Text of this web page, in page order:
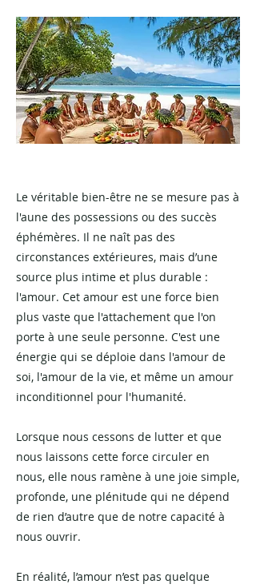
Le véritable bien-être ne se mesure pas à
l'aune des possessions ou des succès
éphémères. Il ne naît pas des
circonstances extérieures, mais d’une
source plus intime et plus durable :
l'amour. Cet amour est une force bien
plus vaste que l'attachement que l'on
porte à une seule personne. C'est une
énergie qui se déploie dans l'amour de
soi, l'amour de la vie, et même un amour
inconditionnel pour l'humanité.
Lorsque nous cessons de lutter et que
nous laissons cette force circuler en
nous, elle nous ramène à une joie simple,
profonde, une plénitude qui ne dépend
de rien d’autre que de notre capacité à
nous ouvrir.
En réalité, l’amour n’est pas quelque